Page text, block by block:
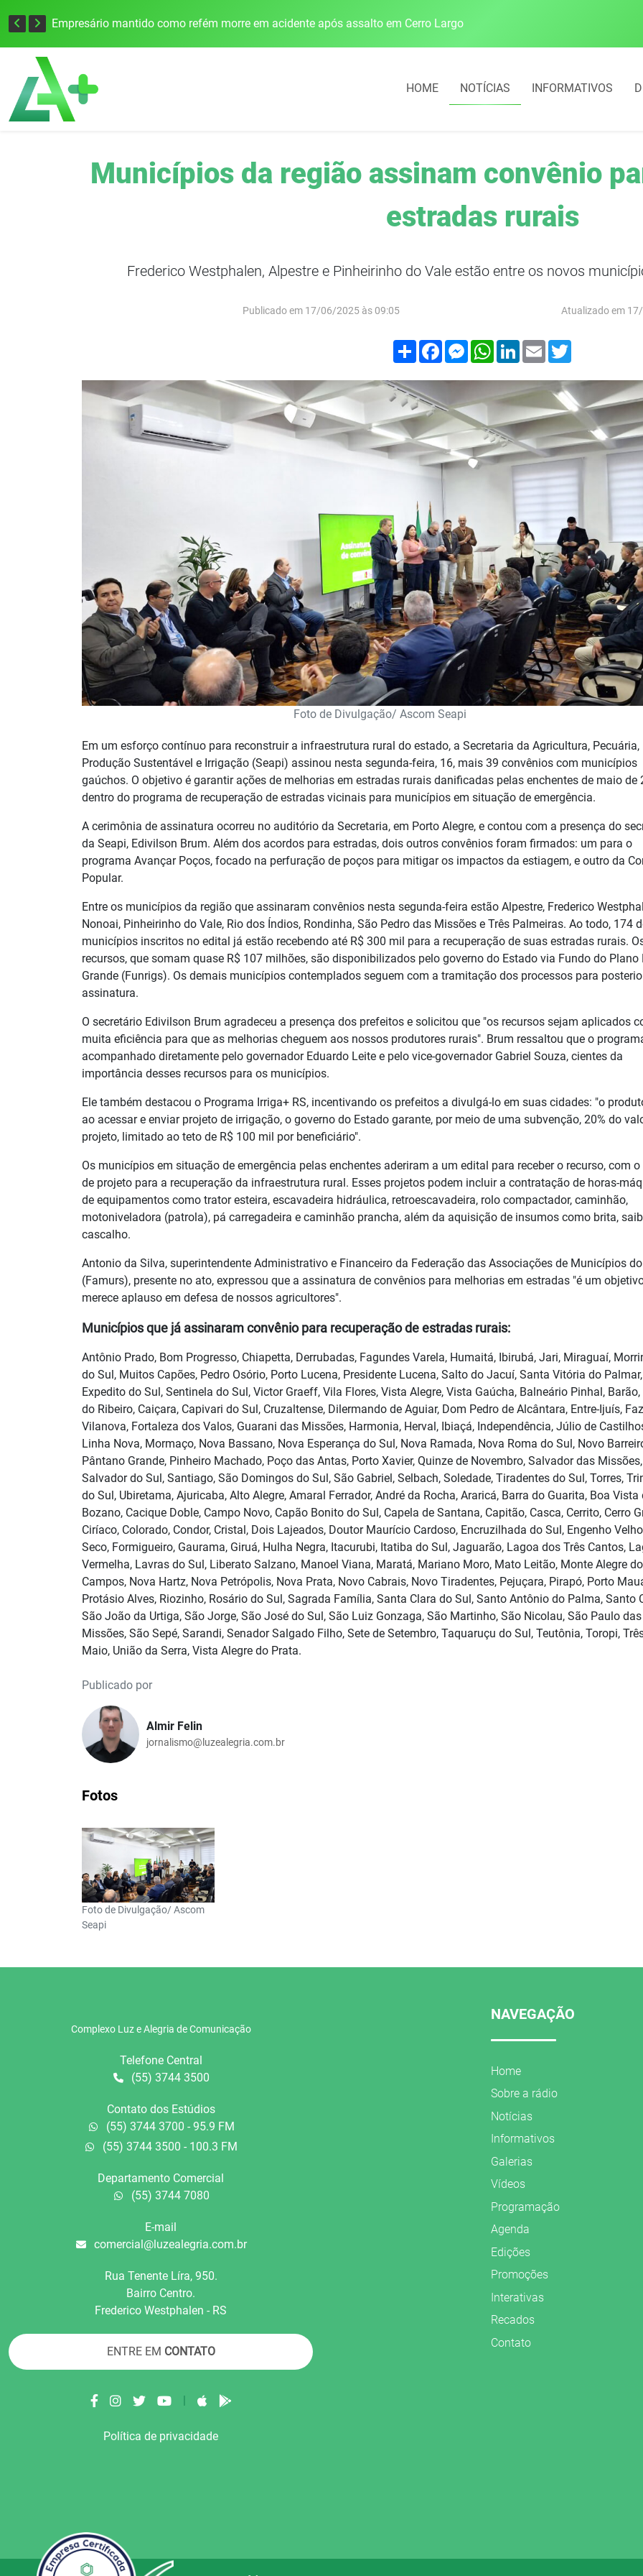
Empresário mantido como refém morre em acidente após assalto em Cerro Largo
HOME NOTÍCIAS INFORMATIVOS
Municípios da região assinam convênio
estradas rurais
Frederico Westphalen, Alpestre e Pinheirinho do Vale estão entre os novos
Publicado em 17/06/2025 às 09:05 Atualizado em
Compartilhar
FacebookMessenger
WhatsApp
LinkedIn
Email
Foto de Divulgação/ Ascom Seapi
Em um esforço contínuo para reconstruir a infraestrutura rural do estado, a Secretaria da Agricultura, Pecuária,
Produção Sustentável e Irrigação (Seapi) assinou nesta segunda-feira, 16, mais 39 convênios com municípios
gaúchos. O objetivo é garantir ações de melhorias em estradas rurais danificadas pelas enchentes de maio de
dentro do programa de recuperação de estradas vicinais para municípios em situação de emergência.
A cerimônia de assinatura ocorreu no auditório da Secretaria, em Porto Alegre, e contou com a presença do
da Seapi, Edivilson Brum. Além dos acordos para estradas, dois outros convênios foram firmados: um para o
programa Avançar Poços, focado na perfuração de poços para mitigar os impactos da estiagem, e outro da
Popular.
Entre os municípios da região que assinaram convênios nesta segunda-feira estão Alpestre, Frederico
Nonoai, Pinheirinho do Vale, Rio dos Índios, Rondinha, São Pedro das Missões e Três Palmeiras. Ao todo, 174
municípios inscritos no edital já estão recebendo até R$ 300 mil para a recuperação de suas estradas rurais.
recursos, que somam quase R$ 107 milhões, são disponibilizados pelo governo do Estado via Fundo do Plano
Grande (Funrigs). Os demais municípios contemplados seguem com a tramitação dos processos para
assinatura.
O secretário Edivilson Brum agradeceu a presença dos prefeitos e solicitou que "os recursos sejam aplicados
muita eficiência para que as melhorias cheguem aos nossos produtores rurais". Brum ressaltou que o
acompanhado diretamente pelo governador Eduardo Leite e pelo vice-governador Gabriel Souza, cientes da
importância desses recursos para os municípios.
Ele também destacou o Programa Irriga+ RS, incentivando os prefeitos a divulgá-lo em suas cidades: "o
ao acessar e enviar projeto de irrigação, o governo do Estado garante, por meio de uma subvenção, 20% do
projeto, limitado ao teto de R$ 100 mil por beneficiário".
Os municípios em situação de emergência pelas enchentes aderiram a um edital para receber o recurso, com o
de projeto para a recuperação da infraestrutura rural. Esses projetos podem incluir a contratação de horas-
de equipamentos como trator esteira, escavadeira hidráulica, retroescavadeira, rolo compactador, caminhão,
motoniveladora (patrola), pá carregadeira e caminhão prancha, além da aquisição de insumos como brita,
cascalho.
Antonio da Silva, superintendente Administrativo e Financeiro da Federação das Associações de Municípios
(Famurs), presente no ato, expressou que a assinatura de convênios para melhorias em estradas "é um
merece aplauso em defesa de nossos agricultores".
Municípios que já assinaram convênio para recuperação de estradas rurais:
Antônio Prado, Bom Progresso, Chiapetta, Derrubadas, Fagundes Varela, Humaitá, Ibirubá, Jari, Miraguaí,
do Sul, Muitos Capões, Pedro Osório, Porto Lucena, Presidente Lucena, Salto do Jacuí, Santa Vitória do
Expedito do Sul, Sentinela do Sul, Victor Graeff, Vila Flores, Vista Alegre, Vista Gaúcha, Balneário Pinhal, Barão,
do Ribeiro, Caiçara, Capivari do Sul, Cruzaltense, Dilermando de Aguiar, Dom Pedro de Alcântara, Entre-Ijuís,
Vilanova, Fortaleza dos Valos, Guarani das Missões, Harmonia, Herval, Ibiaçá, Independência, Júlio de
Linha Nova, Mormaço, Nova Bassano, Nova Esperança do Sul, Nova Ramada, Nova Roma do Sul, Novo
Pântano Grande, Pinheiro Machado, Poço das Antas, Porto Xavier, Quinze de Novembro, Salvador das Missões,
Salvador do Sul, Santiago, São Domingos do Sul, São Gabriel, Selbach, Soledade, Tiradentes do Sul, Torres,
do Sul, Ubiretama, Ajuricaba, Alto Alegre, Amaral Ferrador, André da Rocha, Araricá, Barra do Guarita, Boa Vista
Bozano, Cacique Doble, Campo Novo, Capão Bonito do Sul, Capela de Santana, Capitão, Casca, Cerrito, Cerro
Ciríaco, Colorado, Condor, Cristal, Dois Lajeados, Doutor Maurício Cardoso, Encruzilhada do Sul, Engenho
Seco, Formigueiro, Gaurama, Giruá, Hulha Negra, Itacurubi, Itatiba do Sul, Jaguarão, Lagoa dos Três Cantos,
Vermelha, Lavras do Sul, Liberato Salzano, Manoel Viana, Maratá, Mariano Moro, Mato Leitão, Monte Alegre
Campos, Nova Hartz, Nova Petrópolis, Nova Prata, Novo Cabrais, Novo Tiradentes, Pejuçara, Pirapó, Porto
Protásio Alves, Riozinho, Rosário do Sul, Sagrada Família, Santa Clara do Sul, Santo Antônio do Palma, Santo
São João da Urtiga, São Jorge, São José do Sul, São Luiz Gonzaga, São Martinho, São Nicolau, São Paulo das
Missões, São Sepé, Sarandi, Senador Salgado Filho, Sete de Setembro, Taquaruçu do Sul, Teutônia, Toropi,
Maio, União da Serra, Vista Alegre do Prata.
Publicado por
Almir Felin
jornalismo@luzealegria.com.br
Fotos
Foto de Divulgação/ Ascom
Seapi
Complexo Luz e Alegria de Comunicação
Telefone Central
(55) 3744 3500
Contato dos Estúdios
(55) 3744 3700 - 95.9 FM
(55) 3744 3500 - 100.3 FM
Departamento Comercial
(55) 3744 7080
E-mail
comercial@luzealegria.com.br
Rua Tenente Líra, 950.
Bairro Centro.
Frederico Westphalen - RS
ENTRE EM CONTATO
|
Política de privacidade
NAVEGAÇÃO
Home
Sobre a rádio
Notícias
Informativos
Galerias
Vídeos
Programação
Agenda
Edições
Promoções
Interativas
Recados
Contato